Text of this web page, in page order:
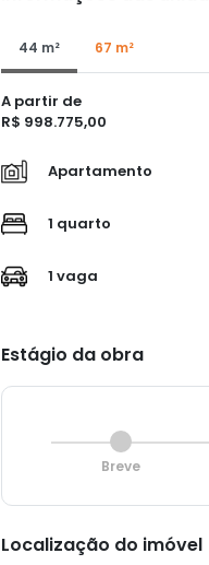
44 m² 67 m²
A partir de
R$ 998.775,00
Apartamento
1 quarto
1 vaga
Estágio da obra
Breve
Localização do imóvel